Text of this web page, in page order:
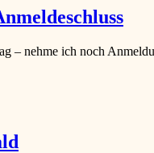
– nehme ich noch